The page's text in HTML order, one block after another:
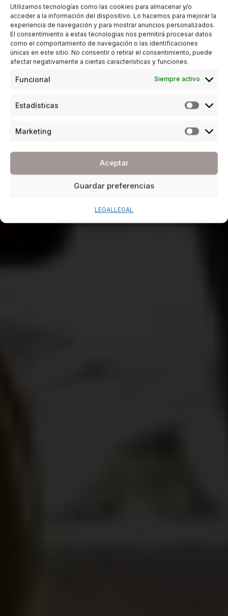
Utilizamos tecnologías como las cookies para almacenar y/o
acceder a la información del dispositivo. Lo hacemos para mejorar la
experiencia de navegación y para mostrar anuncios personalizados.
El consentimiento a estas tecnologías nos permitirá procesar datos
como el comportamiento de navegación o las identificaciones
únicas en este sitio. No consentir o retirar el consentimiento, puede
afectar negativamente a ciertas características y funciones.
Funcional Siempre activo
Estadísticas
Marketing
Aceptar
Guardar preferencias
LEGALLEGAL